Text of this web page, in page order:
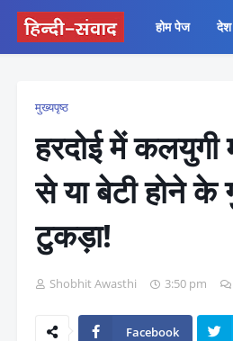
होम पेज देश
मुख्यपृष्ठ
हरदोई में
से या बेटी होने के
टुकड़ा!
Shobhit Awasthi 3:50 pm
Facebook